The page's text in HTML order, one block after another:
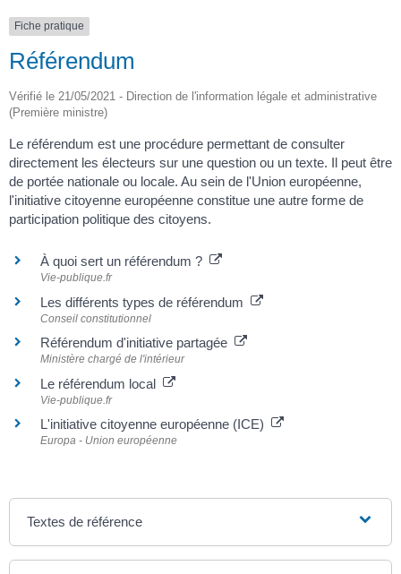
Fiche pratique
Référendum
Vérifié le 21/05/2021 - Direction de l'information légale et administrative
(Première ministre)
Le référendum est une procédure permettant de consulter
directement les électeurs sur une question ou un texte. Il peut être
de portée nationale ou locale. Au sein de l'Union européenne,
l'initiative citoyenne européenne constitue une autre forme de
participation politique des citoyens.
À quoi sert un référendum ?
Vie-publique.fr
Les différents types de référendum
Conseil constitutionnel
Référendum d'initiative partagée
Ministère chargé de l'intérieur
Le référendum local
Vie-publique.fr
L'initiative citoyenne européenne (ICE)
Europa - Union européenne
Textes de référence